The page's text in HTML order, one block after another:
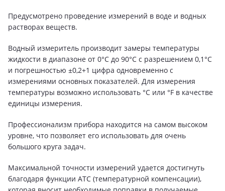
Предусмотрено проведение измерений в воде и водных
растворах веществ.
Водный измеритель производит замеры температуры
жидкости в диапазоне от 0°C до 90°C с разрешением 0,1°C
и погрешностью ±0,2+1 цифра одновременно с
измерениями основных показателей. Для измерения
температуры возможно использовать °C или °F в качестве
единицы измерения.
Профессионализм прибора находится на самом высоком
уровне, что позволяет его использовать для очень
большого круга задач.
Максимальной точности измерений удается достигнуть
благодаря функции ATC (температурной компенсации),